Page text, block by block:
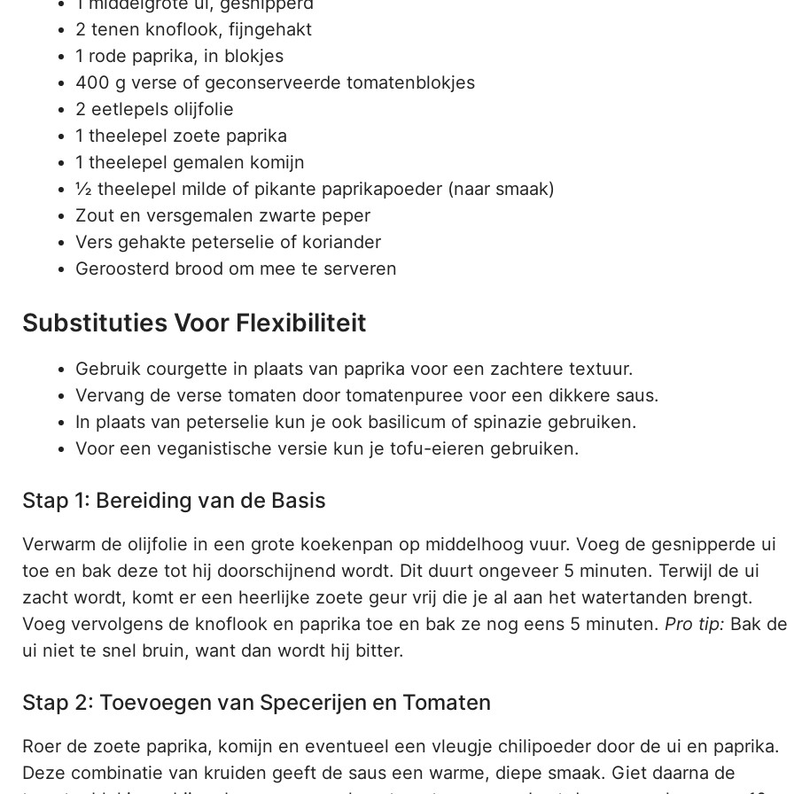
2 tenen knoflook, fijngehakt
1 rode paprika, in blokjes
400 g verse of geconserveerde tomatenblokjes
2 eetlepels olijfolie
1 theelepel zoete paprika
1 theelepel gemalen komijn
½ theelepel milde of pikante paprikapoeder (naar smaak)
Zout en versgemalen zwarte peper
Vers gehakte peterselie of koriander
Geroosterd brood om mee te serveren
Substituties Voor Flexibiliteit
Gebruik courgette in plaats van paprika voor een zachtere textuur.
Vervang de verse tomaten door tomatenpuree voor een dikkere saus.
In plaats van peterselie kun je ook basilicum of spinazie gebruiken.
Voor een veganistische versie kun je tofu-eieren gebruiken.
Stap 1: Bereiding van de Basis
Verwarm de olijfolie in een grote koekenpan op middelhoog vuur. Voeg de gesnipperde ui
toe en bak deze tot hij doorschijnend wordt. Dit duurt ongeveer 5 minuten. Terwijl de ui
zacht wordt, komt er een heerlijke zoete geur vrij die je al aan het watertanden brengt.
Voeg vervolgens de knoflook en paprika toe en bak ze nog eens 5 minuten. Pro tip: Bak de
ui niet te snel bruin, want dan wordt hij bitter.
Stap 2: Toevoegen van Specerijen en Tomaten
Roer de zoete paprika, komijn en eventueel een vleugje chilipoeder door de ui en paprika.
Deze combinatie van kruiden geeft de saus een warme, diepe smaak. Giet daarna de